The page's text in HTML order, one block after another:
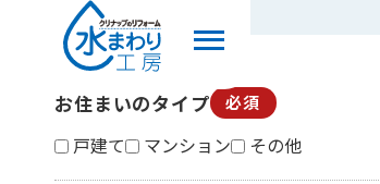
お住まいのタイプ 必須
戸建て マンション その他